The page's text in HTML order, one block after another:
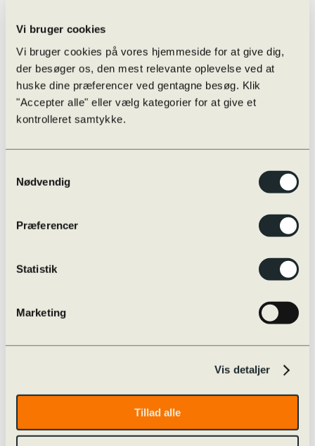
Vi bruger cookies
Vi bruger cookies på vores hjemmeside for at give dig,
der besøger os, den mest relevante oplevelse ved at
huske dine præferencer ved gentagne besøg. Klik
"Accepter alle" eller vælg kategorier for at give et
kontrolleret samtykke.
Nødvendig
Præferencer
Statistik
Marketing
Vis detaljer
Tillad alle
Jeg skal til skriftlig prøve i …
Skærmmonitorering / ExamCookie
Snyd til eksamen og sanktioner
Særlige prøvevilkår i praksis
Vejledninger m.m.
Internationalt
Globale Gymnasier
Studierejser
Udveksling
Kvalitetssikring
Studieplaner og undervisningsbeskrivelser
Cambridge English
Læse- og Matematikvejledning
Procedure for hjælp
Ansøg om ekstra tid
Ansøg om ekstra tid (ny i 1.g)
Team Danmark